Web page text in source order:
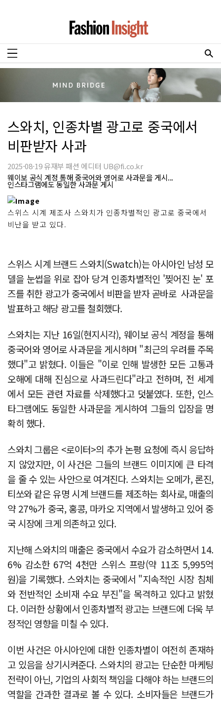
스와치, 인종차별 광고로 중국에서
비판받자 사과
2025-08-19 유재부 패션 에디터 UB@fi.co.kr
웨이보 공식 계정 통해 중국어와 영어로 사과문을 게시...
인스타그램에도 동일한 사과문 게시
스위스 시계 제조사 스와치가 인종차별적인 광고로 중국에서
비난을 받고 있다.
스위스 시계 브랜드 스와치(Swatch)는 아시아인 남성 모
델을 눈썹을 위로 잡아 당겨 인종차별적인 '찢어진 눈' 포
즈를 취한 광고가 중국에서 비판을 받자 곧바로 사과문을
발표하고 해당 광고를 철회했다.
스와치는 지난 16일(현지시각), 웨이보 공식 계정을 통해
중국어와 영어로 사과문을 게시하며 "최근의 우려를 주목
했다"고 밝혔다. 이들은 "이로 인해 발생한 모든 고통과
오해에 대해 진심으로 사과드린다"라고 전하며, 전 세계
에서 모든 관련 자료를 삭제했다고 덧붙였다. 또한, 인스
타그램에도 동일한 사과문을 게시하여 그들의 입장을 명
확히 했다.
스와치 그룹은 <로이터>의 추가 논평 요청에 즉시 응답하
지 않았지만, 이 사건은 그들의 브랜드 이미지에 큰 타격
을 줄 수 있는 사안으로 여겨진다. 스와치는 오메가, 론진,
티쏘와 같은 유명 시계 브랜드를 제조하는 회사로, 매출의
약 27%가 중국, 홍콩, 마카오 지역에서 발생하고 있어 중
국 시장에 크게 의존하고 있다.
지난해 스와치의 매출은 중국에서 수요가 감소하면서 14.
6% 감소한 67억 4천만 스위스 프랑(약 11조 5,995억
원)을 기록했다. 스와치는 중국에서 "지속적인 시장 침체
와 전반적인 소비재 수요 부진"을 목격하고 있다고 밝혔
다. 이러한 상황에서 인종차별적 광고는 브랜드에 더욱 부
정적인 영향을 미칠 수 있다.
이번 사건은 아시아인에 대한 인종차별이 여전히 존재하
고 있음을 상기시켜준다. 스와치의 광고는 단순한 마케팅
전략이 아닌, 기업의 사회적 책임을 다해야 하는 브랜드의
역할을 간과한 결과로 볼 수 있다. 소비자들은 브랜드가